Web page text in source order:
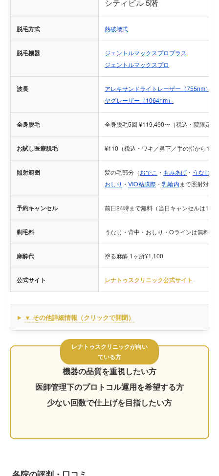
シティビル 5階
脱毛方式 熱破壊式
脱毛機器
ジェントルマックスプロプラス
ジェントルマックスプロ
波長
アレキサンドライトレーザー（755nm）
ヤグレーザー（1064nm）
全身脱毛 全身脱毛5回 ¥119,490〜（税込・院限定平
お試し医療脱毛 ¥110（税込・ワキ／鼻下／手の指から1部
照射範囲 髪の毛部分（おでこ ・ もみあげ ・ うなじ
おしり ・ VIO粘膜際 ・ 乳輪内まで照射対応
予約キャンセル 前日24時まで無料（当日キャンセルは1回
剃毛料 うなじ・背中・おしり・Oラインは無料／
麻酔代 塗る麻酔 1ヶ所¥1,100
公式サイト レナトゥスクリニック公式サイト
▼ その他詳細情報（クリックで開閉）
レナトゥスクリニックが向い
ている方
機器の品質を重視したい方
医師管理下のプロトコル運用を希望する方
少ない回数で仕上げを目指したい方